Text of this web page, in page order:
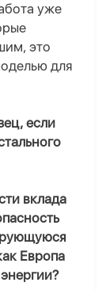
уже
это
для
если
вклада
Европа